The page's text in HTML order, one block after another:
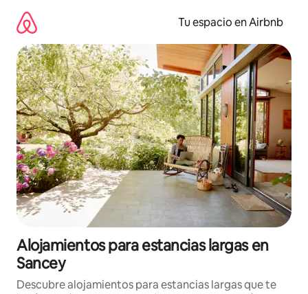
contenido
Tu espacio en Airbnb
Alojamientos para estancias largas en
Sancey
Descubre alojamientos para estancias largas que te